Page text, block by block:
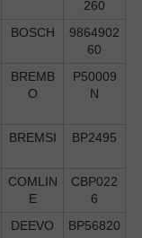
260
BOSCH
9864902
60
BREMB
O
P50009
N
BREMSI BP2495
COMLIN
E
CBP022
6
DEEVO BP56820